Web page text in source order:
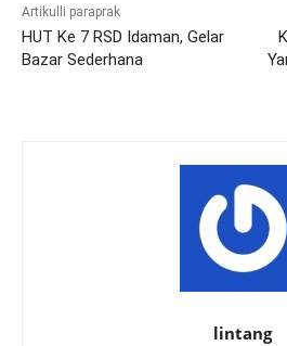
Artikulli paraprak
HUT Ke 7 RSD Idaman, Gelar
Bazar Sederhana
lintang